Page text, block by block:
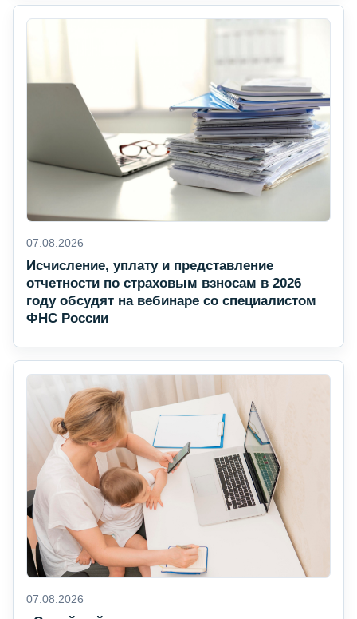
07.08.2026
Исчисление, уплату и представление
отчетности по страховым взносам в 2026
году обсудят на вебинаре со специалистом
ФНС России
07.08.2026